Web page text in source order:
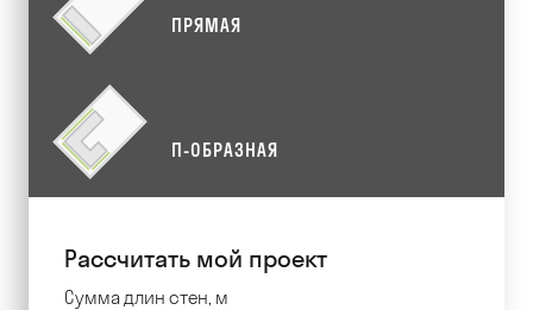
ПРЯМАЯ
П-ОБРАЗНАЯ
Рассчитать мой проект
Сумма длин стен, м